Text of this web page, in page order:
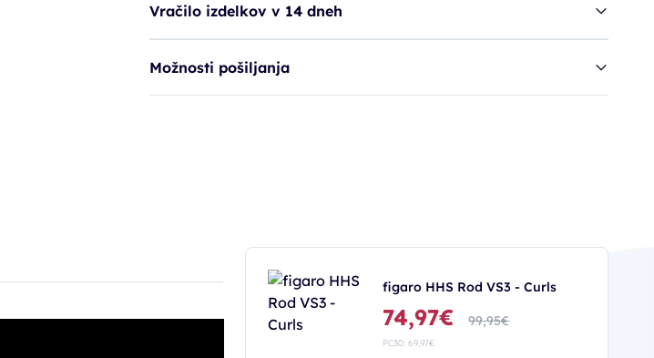
Vračilo izdelkov v 14 dneh
Možnosti pošiljanja
figaro HHS Rod VS3 - Curls
74,97€ 99,95€
PC30: 69,97€